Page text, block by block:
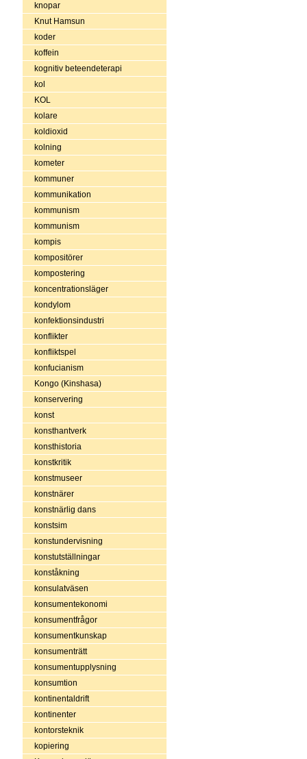
knopar
Knut Hamsun
koder
koffein
kognitiv beteendeterapi
kol
KOL
kolare
koldioxid
kolning
kometer
kommuner
kommunikation
kommunism
kommunism
kompis
kompositörer
kompostering
koncentrationsläger
kondylom
konfektionsindustri
konflikter
konfliktspel
konfucianism
Kongo (Kinshasa)
konservering
konst
konsthantverk
konsthistoria
konstkritik
konstmuseer
konstnärer
konstnärlig dans
konstsim
konstundervisning
konstutställningar
konståkning
konsulatväsen
konsumentekonomi
konsumentfrågor
konsumentkunskap
konsumenträtt
konsumentupplysning
konsumtion
kontinentaldrift
kontinenter
kontorsteknik
kopiering